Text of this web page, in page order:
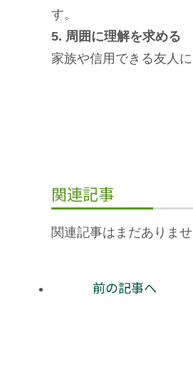
す。
5. 周囲に理解を求める
家族や信用できる友人
関連記事
関連記事はまだありませ
前の記事へ